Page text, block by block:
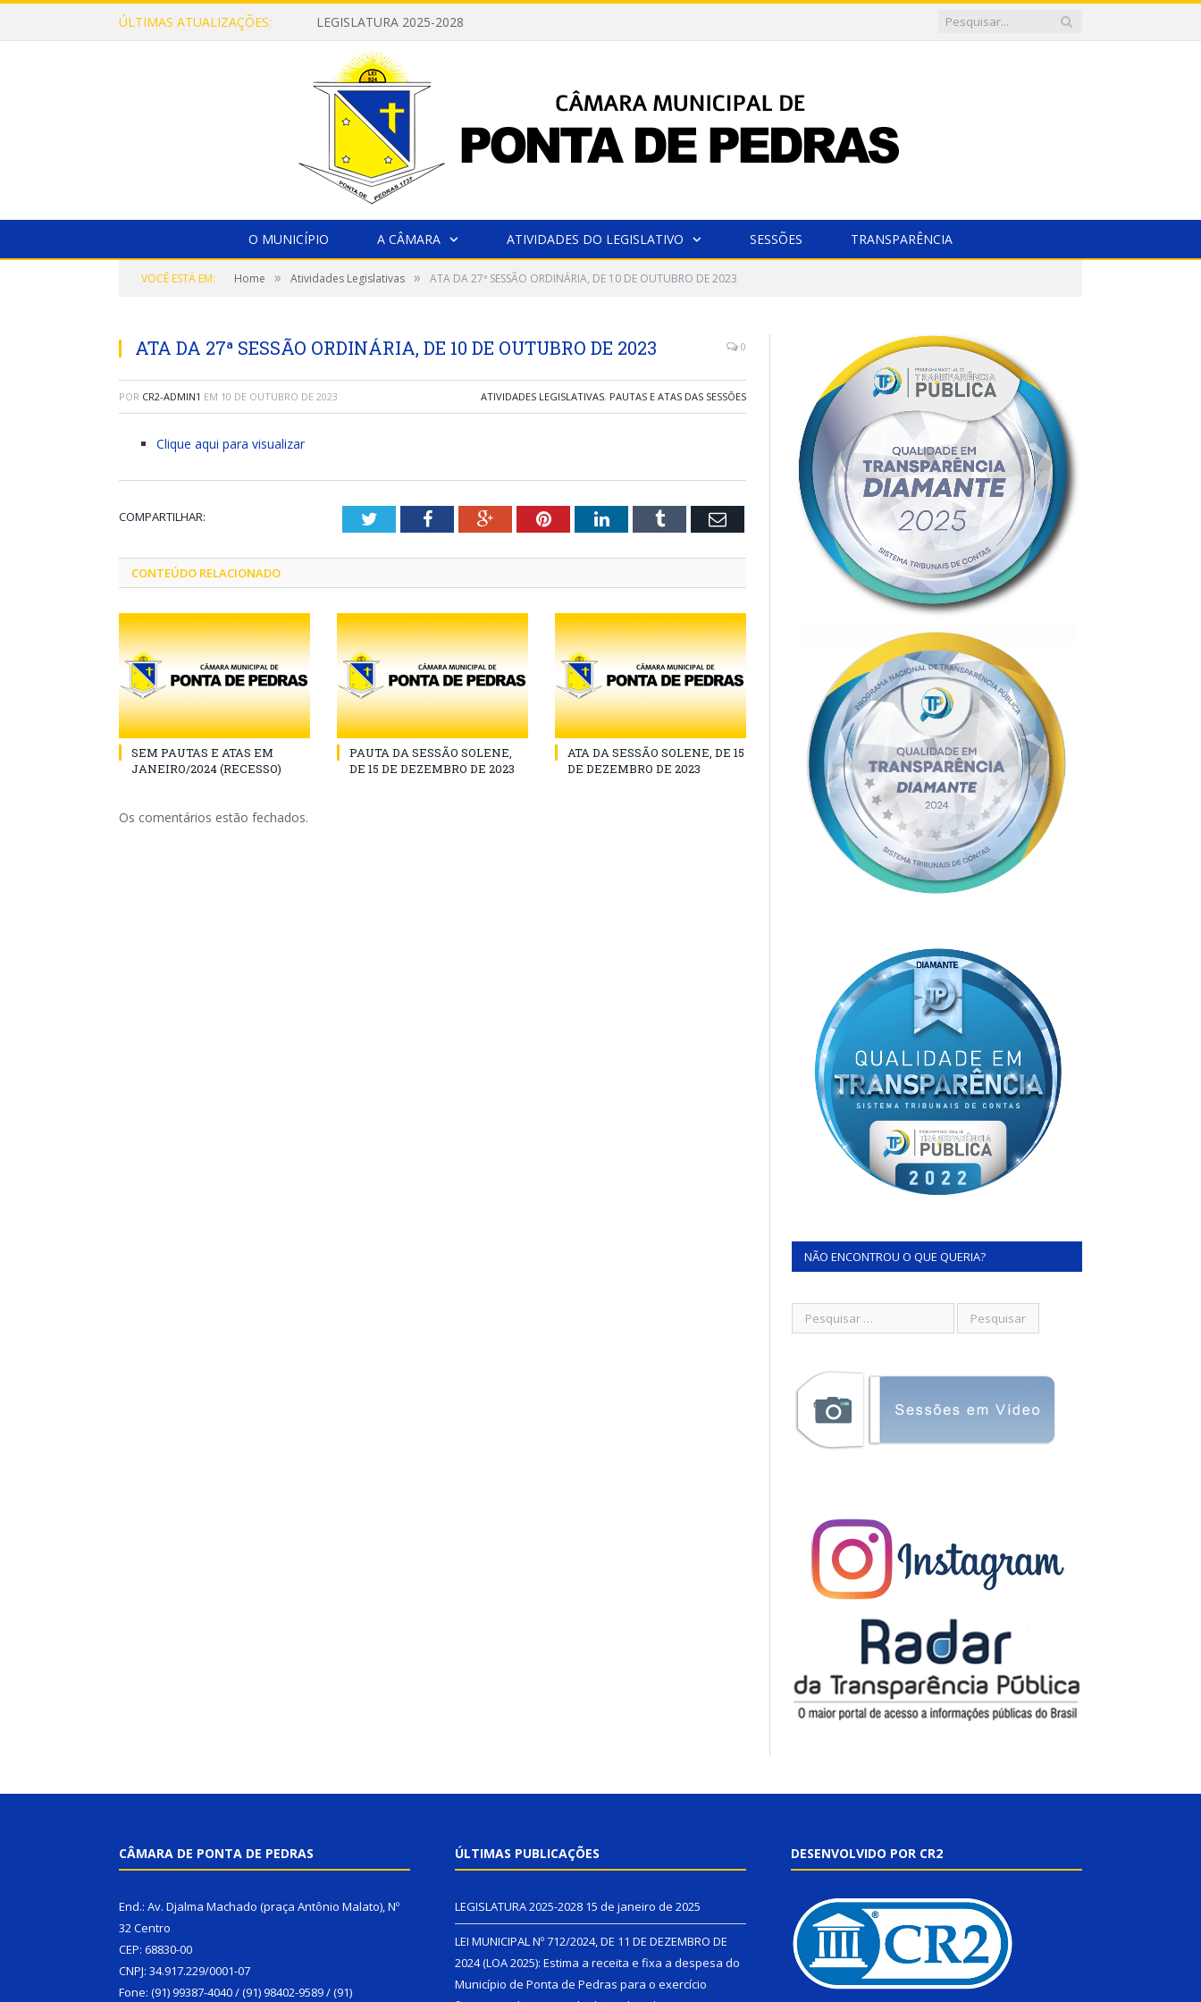
ÚLTIMAS ATUALIZAÇÕES: LEGISLATURA 2025-2028
O MUNICÍPIO A CÂMARA ATIVIDADES DO LEGISLATIVO SESSÕES TRANSPARÊNCIA
VOCÊ ESTÁ EM: Home » Atividades Legislativas » ATA DA 27ª SESSÃO ORDINÁRIA, DE 10 DE OUTUBRO DE 2023
ATA DA 27ª SESSÃO ORDINÁRIA, DE 10 DE OUTUBRO DE 2023 0
POR CR2-ADMIN1 EM 10 DE OUTUBRO DE 2023 ATIVIDADES LEGISLATIVAS, PAUTAS E ATAS DAS SESSÕES
Clique aqui para visualizar
COMPARTILHAR: TwitterFacebookGoogle+PinterestLinkedInTumblr Email
CONTEÚDO RELACIONADO
SEM PAUTAS E ATAS EM
JANEIRO/2024 (RECESSO)
PAUTA DA SESSÃO SOLENE,
DE 15 DE DEZEMBRO DE 2023
ATA DA SESSÃO SOLENE, DE 15
DE DEZEMBRO DE 2023
Os comentários estão fechados.
NÃO ENCONTROU O QUE QUERIA?
CÂMARA DE PONTA DE PEDRAS
End.: Av. Djalma Machado (praça Antônio Malato), Nº
32 Centro
CEP: 68830-00
CNPJ: 34.917.229/0001-07
Fone: (91) 99387-4040 / (91) 98402-9589 / (91)
ÚLTIMAS PUBLICAÇÕES
LEGISLATURA 2025-2028 15 de janeiro de 2025
LEI MUNICIPAL Nº 712/2024, DE 11 DE DEZEMBRO DE
2024 (LOA 2025): Estima a receita e fixa a despesa do
Município de Ponta de Pedras para o exercício
DESENVOLVIDO POR CR2